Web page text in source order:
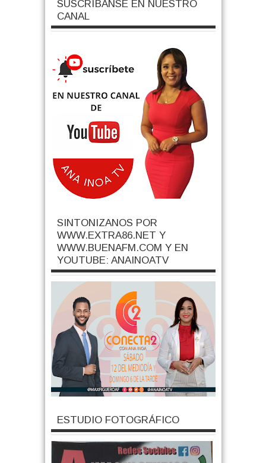
SUSCRÍBANSE EN NUESTRO
CANAL
SINTONIZANOS POR
WWW.EXTRA86.NET Y
WWW.BUENAFM.COM Y EN
YOUTUBE: ANAINOATV
ESTUDIO FOTOGRÁFICO